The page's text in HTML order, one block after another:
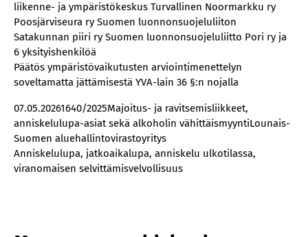
liikenne- ja ympäristökeskus Turvallinen Noormarkku ry
Poosjärviseura ry Suomen luonnonsuojeluliiton
Satakunnan piiri ry Suomen luonnonsuojeluliitto Pori ry ja
6 yksityishenkilöä
Päätös ympäristövaikutusten arviointimenettelyn
soveltamatta jättämisestä YVA-lain 36 §:n nojalla
07.05.20261640/2025Majoitus- ja ravitsemisliikkeet,
anniskelulupa-asiat sekä alkoholin vähittäismyyntiLounais-
Suomen aluehallintovirastoyritys
Anniskelulupa, jatkoaikalupa, anniskelu ulkotilassa,
viranomaisen selvittämisvelvollisuus